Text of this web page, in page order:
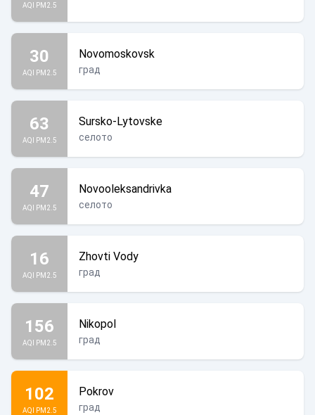
AQI PM2.5
30
AQI PM2.5
Novomoskovsk
град
63
AQI PM2.5
Sursko-Lytovske
селото
47
AQI PM2.5
Novooleksandrivka
селото
16
AQI PM2.5
Zhovti Vody
град
156
AQI PM2.5
Nikopol
град
102
AQI PM2.5
Pokrov
град